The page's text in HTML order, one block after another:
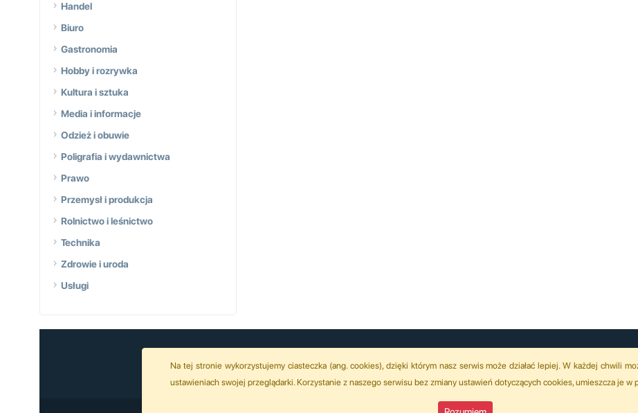
Handel
Biuro
Gastronomia
Hobby i rozrywka
Kultura i sztuka
Media i informacje
Odzież i obuwie
Poligrafia i wydawnictwa
Prawo
Przemysł i produkcja
Rolnictwo i leśnictwo
Technika
Zdrowie i uroda
Usługi
Na tej stronie wykorzystujemy ciasteczka (ang. cookies), dzięki którym nasz serwis może działać lepiej. W każdej chwili
ustawieniach swojej przeglądarki. Korzystanie z naszego serwisu bez zmiany ustawień dotyczących cookies, umieszcza je w